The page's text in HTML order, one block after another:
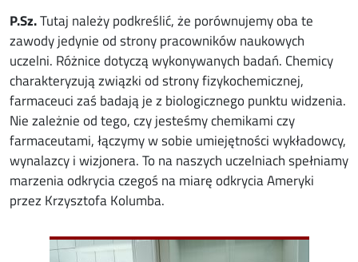
P.Sz.Tutaj należy podkreślić, że porównujemy oba te
zawody jedynie od strony pracowników naukowych
uczelni. Różnice dotyczą wykonywanych badań. Chemicy
charakteryzują związki od strony fizykochemicznej,
farmaceuci zaś badają je z biologicznego punktu widzenia.
Nie zależnie od tego, czy jesteśmy chemikami czy
farmaceutami, łączymy w sobie umiejętności wykładowcy,
wynalazcy i wizjonera. To na naszych uczelniach spełniamy
marzenia odkrycia czegoś na miarę odkrycia Ameryki
przez Krzysztofa Kolumba.